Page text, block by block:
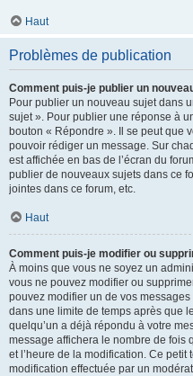
Haut
Problèmes de publication
Comment puis-je publier un
Pour publier un nouveau sujet dans
sujet ». Pour publier une réponse à
bouton « Répondre ». Il se peut que
pouvoir rédiger un message. Sur
est affichée en bas de l’écran du
publier de nouveaux sujets dans ce
jointes dans ce forum, etc.
Haut
Comment puis-je modifier ou
À moins que vous ne soyez un
vous ne pouvez modifier ou
pouvez modifier un de vos
dans une limite de temps après que
quelqu’un a déjà répondu à votre
message affichera le nombre de fois
et l’heure de la modification. Ce petit
modification effectuée par un